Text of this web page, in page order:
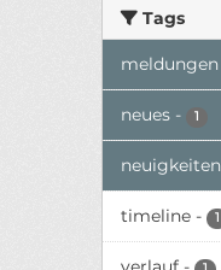
Tags
meldungen
neues - 1
neuigkeiten
timeline - 1